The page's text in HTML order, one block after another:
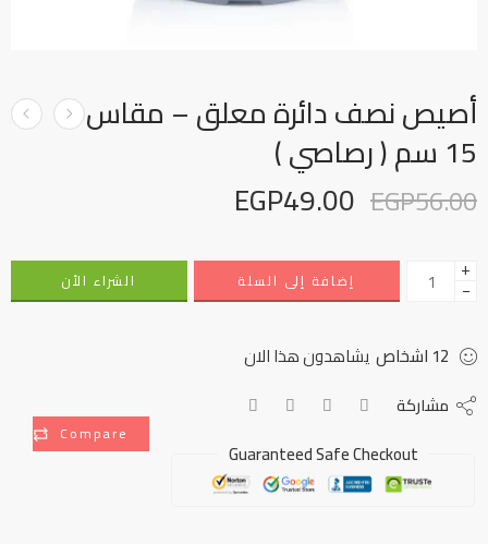
أصيص نصف دائرة معلق – مقاس
15 سم ( رصاصي )
EGP56.00
EGP49.00
+
− إضافة إلى السلة الشراء الأن
12اشخاص يشاهدون هذا الان
Compare
مشاركة
Guaranteed Safe Checkout